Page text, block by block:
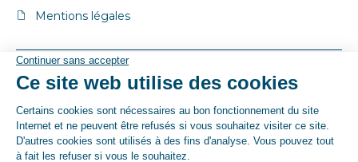
Mentions légales
© By Poush